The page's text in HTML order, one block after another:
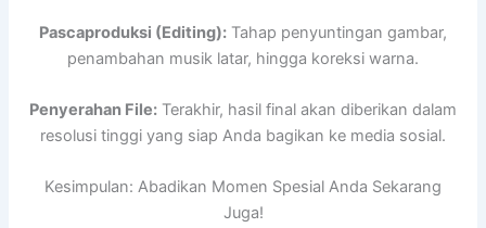
Pascaproduksi (Editing): Tahap penyuntingan gambar,
penambahan musik latar, hingga koreksi warna.
Penyerahan File: Terakhir, hasil final akan diberikan dalam
resolusi tinggi yang siap Anda bagikan ke media sosial.
Kesimpulan: Abadikan Momen Spesial Anda Sekarang
Juga!